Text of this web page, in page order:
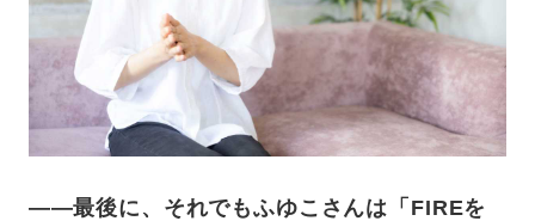
——最後に、それでもふゆこさんは「FIREを